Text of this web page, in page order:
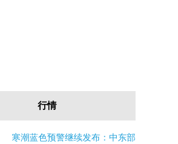
行情
寒潮蓝色预警继续发布：中东部